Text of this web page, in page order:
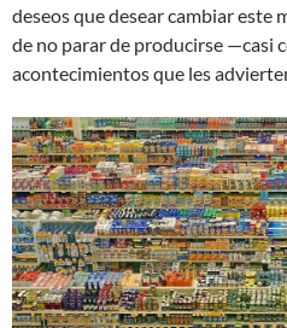
deseos que desear cambiar este
de no parar de producirse —casi
acontecimientos que les